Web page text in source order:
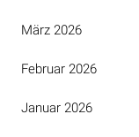
März 2026
Februar 2026
Januar 2026